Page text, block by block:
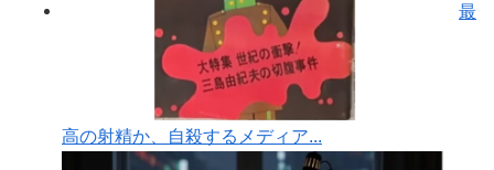
最
高の射精か、自殺するメディア...